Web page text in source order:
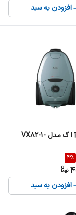
افزودن به سبد
جاروبرقی آ ا گ مدل VX82-1-
4%
افزودن به سبد